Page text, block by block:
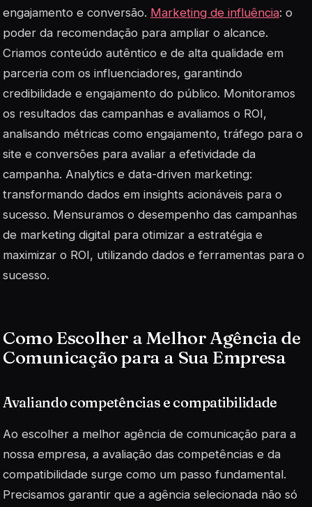
engajamento e conversão. Marketing de influência: o
poder da recomendação para ampliar o alcance.
Criamos conteúdo autêntico e de alta qualidade em
parceria com os influenciadores, garantindo
credibilidade e engajamento do público. Monitoramos
os resultados das campanhas e avaliamos o ROI,
analisando métricas como engajamento, tráfego para o
site e conversões para avaliar a efetividade da
campanha. Analytics e data-driven marketing:
transformando dados em insights acionáveis para o
sucesso. Mensuramos o desempenho das campanhas
de marketing digital para otimizar a estratégia e
maximizar o ROI, utilizando dados e ferramentas para o
sucesso.
Como Escolher a Melhor Agência de
Comunicação para a Sua Empresa
Avaliando competências e compatibilidade
Ao escolher a melhor agência de comunicação para a
nossa empresa, a avaliação das competências e da
compatibilidade surge como um passo fundamental.
Precisamos garantir que a agência selecionada não só